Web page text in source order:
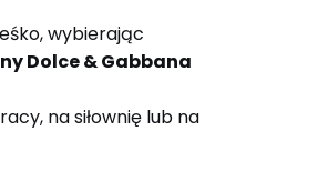
wybierając
Dolce & Gabbana
na siłownię lub na